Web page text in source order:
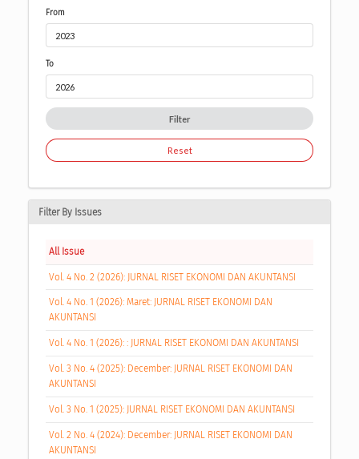
From
To
Filter
Reset
Filter By Issues
All Issue
Vol. 4 No. 2 (2026): JURNAL RISET EKONOMI DAN AKUNTANSI
Vol. 4 No. 1 (2026): Maret: JURNAL RISET EKONOMI DAN
AKUNTANSI
Vol. 4 No. 1 (2026): : JURNAL RISET EKONOMI DAN AKUNTANSI
Vol. 3 No. 4 (2025): December: JURNAL RISET EKONOMI DAN
AKUNTANSI
Vol. 3 No. 1 (2025): JURNAL RISET EKONOMI DAN AKUNTANSI
Vol. 2 No. 4 (2024): December: JURNAL RISET EKONOMI DAN
AKUNTANSI